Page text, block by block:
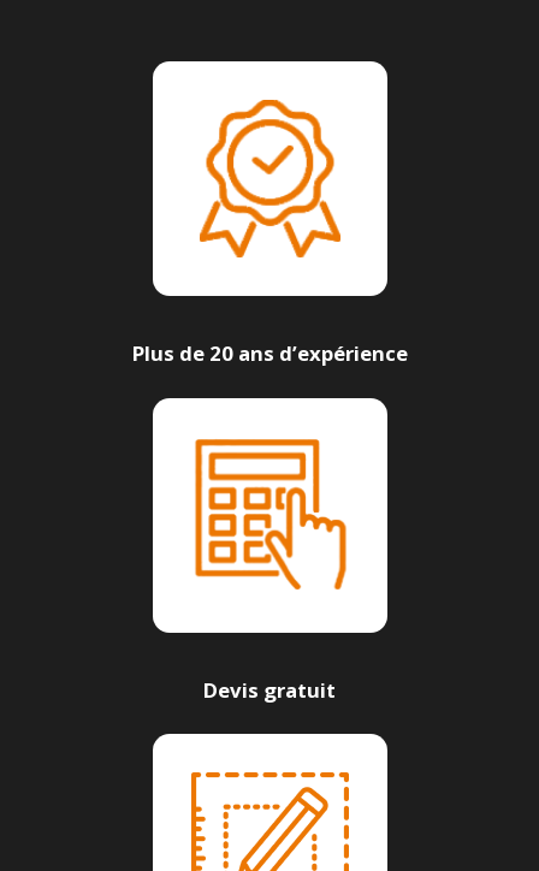
Plus de 20 ans d’expérience
Devis gratuit